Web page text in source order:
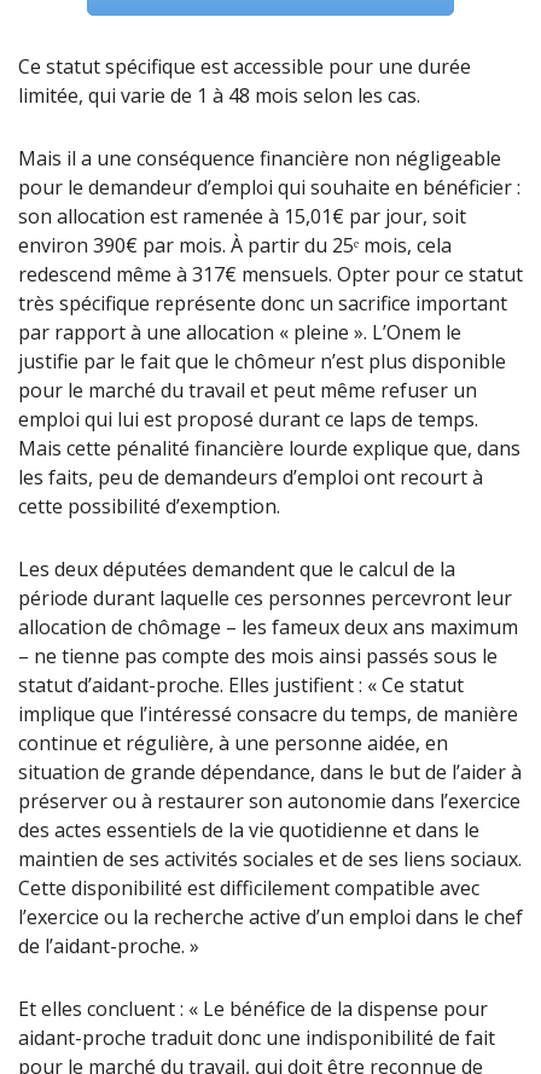
Ce statut spécifique est accessible pour une durée
limitée, qui varie de 1 à 48 mois selon les cas.
Mais il a une conséquence financière non négligeable
pour le demandeur d’emploi qui souhaite en bénéficier :
son allocation est ramenée à 15,01€ par jour, soit
environ 390€ par mois. À partir du 25ᵉ mois, cela
redescend même à 317€ mensuels. Opter pour ce statut
très spécifique représente donc un sacrifice important
par rapport à une allocation « pleine ». L’Onem le
justifie par le fait que le chômeur n’est plus disponible
pour le marché du travail et peut même refuser un
emploi qui lui est proposé durant ce laps de temps.
Mais cette pénalité financière lourde explique que, dans
les faits, peu de demandeurs d’emploi ont recourt à
cette possibilité d’exemption.
Les deux députées demandent que le calcul de la
période durant laquelle ces personnes percevront leur
allocation de chômage – les fameux deux ans maximum
– ne tienne pas compte des mois ainsi passés sous le
statut d’aidant-proche. Elles justifient : « Ce statut
implique que l’intéressé consacre du temps, de manière
continue et régulière, à une personne aidée, en
situation de grande dépendance, dans le but de l’aider à
préserver ou à restaurer son autonomie dans l’exercice
des actes essentiels de la vie quotidienne et dans le
maintien de ses activités sociales et de ses liens sociaux.
Cette disponibilité est difficilement compatible avec
l’exercice ou la recherche active d’un emploi dans le chef
de l’aidant-proche. »
Et elles concluent : « Le bénéfice de la dispense pour
aidant-proche traduit donc une indisponibilité de fait
pour le marché du travail, qui doit être reconnue de